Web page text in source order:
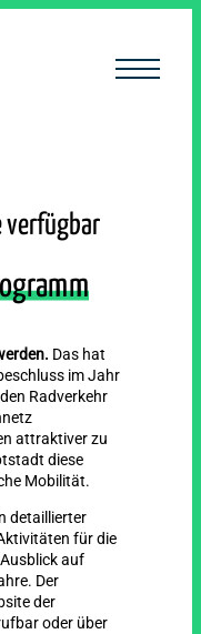
verfügbar
Das hat
im Jahr
Radverkehr
attraktiver zu
diese
Mobilität.
detaillierter
für die
auf
Der
der
oder über